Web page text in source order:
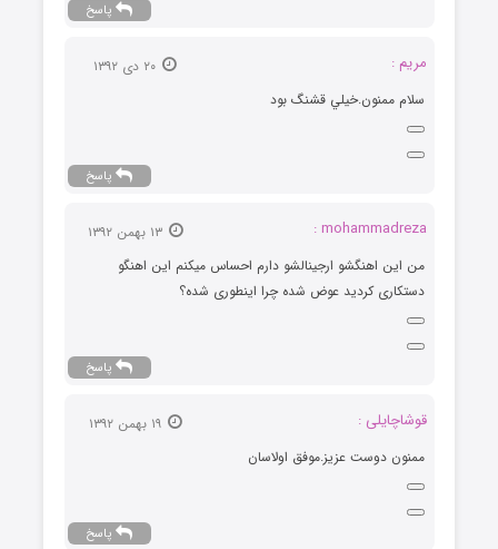
پاسخ
مريم :
سلام ممنون.خيلي قشنگ بود
پاسخ
mohammadreza :
۱۳ بهمن ۱۳۹۲
من این اهنگشو ارجینالشو دارم احساس میکنم این اهنگو
دستکاری کردید عوض شده چرا اینطوری شده؟
پاسخ
قوشاچایلی :
۱۹ بهمن ۱۳۹۲
ممنون دوست عزیز.موفق اولاسان
پاسخ